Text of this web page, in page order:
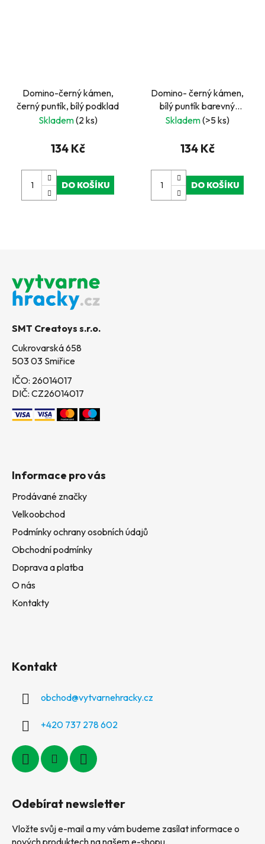
Domino-černý kámen,
černý puntík, bílý podklad
Skladem(2 ks)
134 Kč
DO KOŠÍKU
Domino- černý kámen,
bílý puntík barevný
podklad
Skladem(>5 ks)
134 Kč
DO KOŠÍKU
SMT Creatoys s.r.o.
Cukrovarská 658
503 03 Smiřice
IČO: 26014017
DIČ: CZ26014017
Informace pro vás
Prodávané značky
Velkoobchod
Podmínky ochrany osobních údajů
Obchodní podmínky
Doprava a platba
O nás
Kontakty
Kontakt
obchod@vytvarnehracky.cz
+420 737 278 602
Odebírat newsletter
Vložte svůj e-mail a my vám budeme zasílat informace o
nových produktech na našem e-shopu.